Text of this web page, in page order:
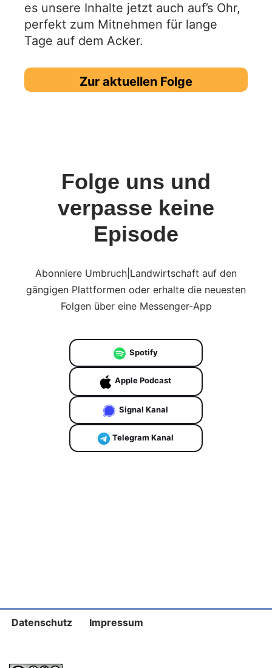
es unsere Inhalte jetzt auch auf’s Ohr,
perfekt zum Mitnehmen für lange
Tage auf dem Acker.
Zur aktuellen Folge
Folge uns und
verpasse keine
Episode
Abonniere Umbruch|Landwirtschaft auf den
gängigen Plattformen oder erhalte die neuesten
Folgen über eine Messenger-App
Spotify
Apple Podcast
Signal Kanal
Telegram Kanal
Datenschutz Impressum